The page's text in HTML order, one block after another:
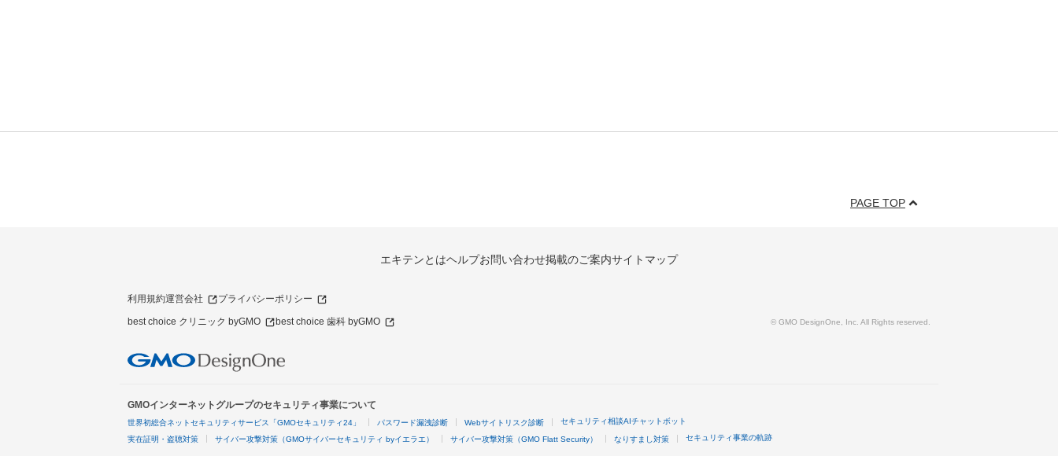
PAGE TOP
エキテンとはヘルプお問い合わせ掲載のご案内サイトマップ
利用規約運営会社 プライバシーポリシー
best choice クリニック byGMO best choice 歯科 byGMO © GMO DesignOne, Inc. All Rights reserved.
GMOインターネットグループのセキュリティ事業について
世界初総合ネットセキュリティサービス「GMOセキュリティ24」 パスワード漏洩診断 Webサイトリスク診断 セキュリティ相談AIチャットボット
実在証明・盗聴対策 サイバー攻撃対策（GMOサイバーセキュリティ byイエラエ） サイバー攻撃対策（GMO Flatt Security） なりすまし対策 セキュリティ事業の軌跡